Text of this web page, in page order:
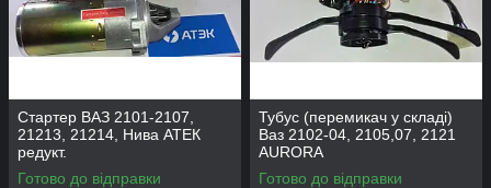
Стартер ВАЗ 2101-2107,
21213, 21214, Нива АТЕК
редукт.
Готово до відправки
Тубус (перемикач у складі)
Ваз 2102-04, 2105,07, 2121
AURORA
Готово до відправки